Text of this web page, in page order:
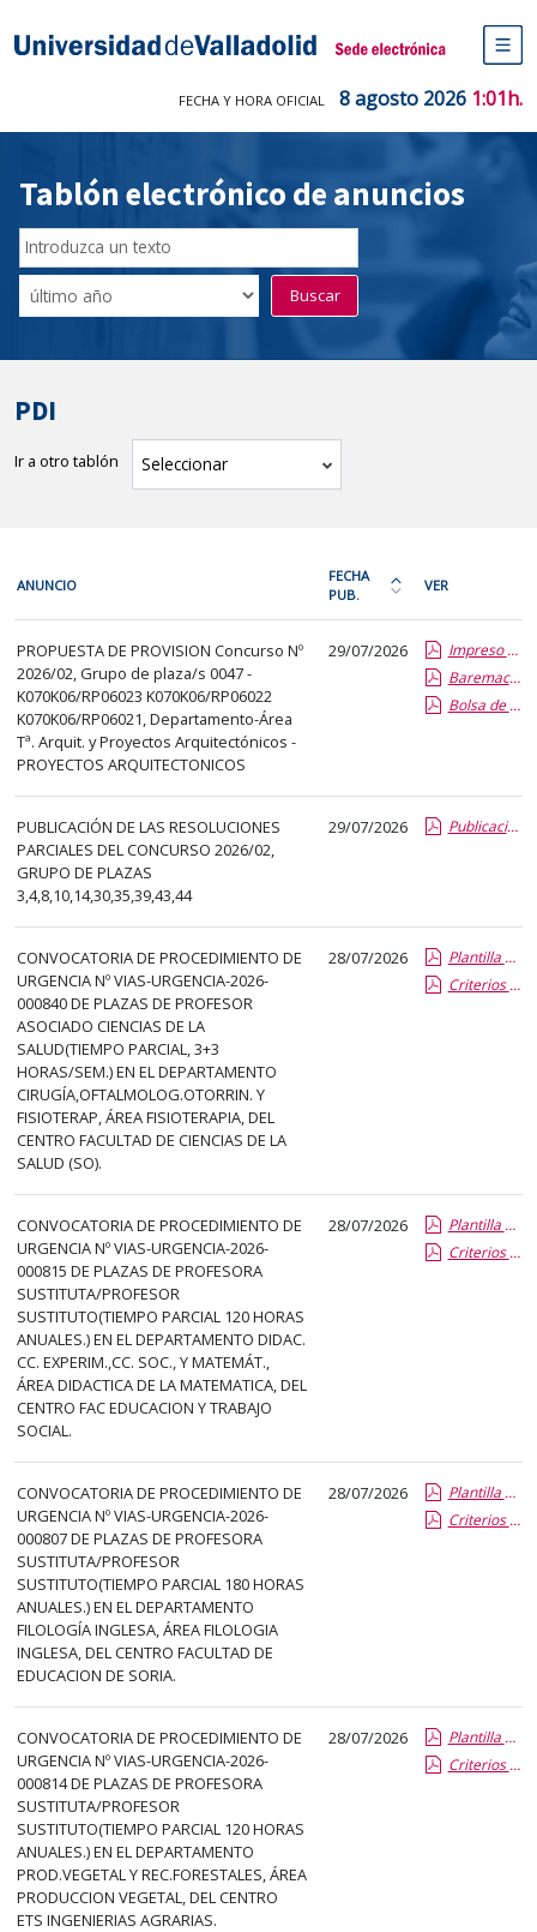
Sede electrónica Universidad de
de
FECHA Y HORA OFICIAL 8 agosto 2026 1:01h.
Tablón electrónico de anuncios
Buscador
del
Tablón
Filtro
de
Buscar
PDI
Ir a otro tablón Seleccionar tablón
cada
fila
de
la
siguiente
tabla
encontrará
los
anuncios
del
tablón
seleccionado
En
la
primera
columna
el
título
del
anuncio,
en
la
segunda
columna
la
fecha
de
publicación,
en
la
última
columna
el
enlace
que
abre
un
PDF
con
el
detalle
del
anuncio
completo.
ANUNCIO
FECHA
PUB.
Ordena
la
tabla
por
fecha
más
reciente
VER
PROPUESTA DE PROVISION Concurso Nº
2026/02, Grupo de plaza/s 0047 -
K070K06/RP06023 K070K06/RP06022
K070K06/RP06021, Departamento-Área
Tª. Arquit. y Proyectos Arquitectónicos -
PROYECTOS ARQUITECTONICOS
29/07/2026
Impreso publicacion del aspirante seleccionado
Baremacion de Candidatos
Bolsa de Trabajo
PUBLICACIÓN DE LAS RESOLUCIONES
PARCIALES DEL CONCURSO 2026/02,
GRUPO DE PLAZAS
3,4,8,10,14,30,35,39,43,44
29/07/2026 Publicaciones parciales
CONVOCATORIA DE PROCEDIMIENTO DE
URGENCIA Nº VIAS-URGENCIA-2026-
000840 DE PLAZAS DE PROFESOR
ASOCIADO CIENCIAS DE LA
SALUD(TIEMPO PARCIAL, 3+3
HORAS/SEM.) EN EL DEPARTAMENTO
CIRUGÍA,OFTALMOLOG.OTORRIN. Y
FISIOTERAP, ÁREA FISIOTERAPIA, DEL
CENTRO FACULTAD DE CIENCIAS DE LA
SALUD (SO).
28/07/2026
Plantilla de Publicacion Vias de Urgencia
Criterios especificos
CONVOCATORIA DE PROCEDIMIENTO DE
URGENCIA Nº VIAS-URGENCIA-2026-
000815 DE PLAZAS DE PROFESORA
SUSTITUTA/PROFESOR
SUSTITUTO(TIEMPO PARCIAL 120 HORAS
ANUALES.) EN EL DEPARTAMENTO DIDAC.
CC. EXPERIM.,CC. SOC., Y MATEMÁT.,
ÁREA DIDACTICA DE LA MATEMATICA, DEL
CENTRO FAC EDUCACION Y TRABAJO
SOCIAL.
28/07/2026
Plantilla de Publicacion Vias de Urgencia
Criterios especificos
CONVOCATORIA DE PROCEDIMIENTO DE
URGENCIA Nº VIAS-URGENCIA-2026-
000807 DE PLAZAS DE PROFESORA
SUSTITUTA/PROFESOR
SUSTITUTO(TIEMPO PARCIAL 180 HORAS
ANUALES.) EN EL DEPARTAMENTO
FILOLOGÍA INGLESA, ÁREA FILOLOGIA
INGLESA, DEL CENTRO FACULTAD DE
EDUCACION DE SORIA.
28/07/2026
Plantilla de Publicacion Vias de Urgencia
Criterios especificos
CONVOCATORIA DE PROCEDIMIENTO DE
URGENCIA Nº VIAS-URGENCIA-2026-
000814 DE PLAZAS DE PROFESORA
SUSTITUTA/PROFESOR
SUSTITUTO(TIEMPO PARCIAL 120 HORAS
ANUALES.) EN EL DEPARTAMENTO
PROD.VEGETAL Y REC.FORESTALES, ÁREA
PRODUCCION VEGETAL, DEL CENTRO
ETS INGENIERIAS AGRARIAS.
28/07/2026
Plantilla de Publicacion Vias de Urgencia
Criterios especificos